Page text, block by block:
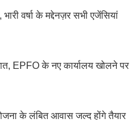
वर्षा के मद्देनज़र सभी एजेंसियां
EPFO के नए कार्यालय खोलने पर
के लंबित आवास जल्द होंगे तैयार